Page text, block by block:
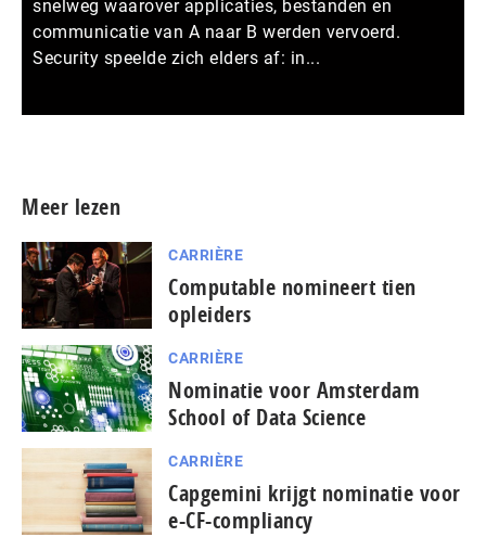
snelweg waarover applicaties, bestanden en
communicatie van A naar B werden vervoerd.
Security speelde zich elders af: in...
Meer lezen
CARRIÈRE
Computable nomineert tien
opleiders
CARRIÈRE
Nominatie voor Amsterdam
School of Data Science
CARRIÈRE
Capgemini krijgt nominatie voor
e-CF-compliancy